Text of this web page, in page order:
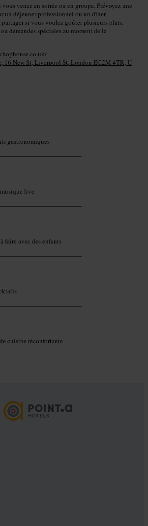
vous venez en soirée ou en groupe. Prévoyez une
un déjeuner professionnel ou un dîner.
partager si vous voulez goûter plusieurs plats.
demandes spéciales au moment de la
16 New St, Liverpool St, London EC2M 4TR, U
gastronomiques
live
faire avec des enfants
cuisine réconfortante